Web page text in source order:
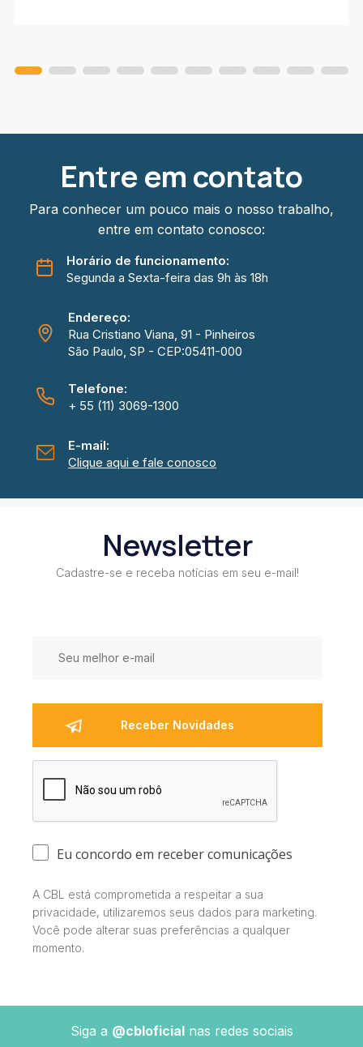
Entre em contato
Para conhecer um pouco mais o nosso trabalho,
entre em contato conosco:
Horário de funcionamento:
Segunda a Sexta-feira das 9h às 18h
Endereço:
Rua Cristiano Viana, 91 - Pinheiros
São Paulo, SP - CEP:05411-000
Telefone:
+ 55 (11) 3069-1300
E-mail:
Clique aqui e fale conosco
Newsletter
Cadastre-se e receba notícias em seu e-mail!
Eu concordo em receber comunicações
A CBL está comprometida a respeitar a sua
privacidade, utilizaremos seus dados para marketing.
Você pode alterar suas preferências a qualquer
momento.
Siga a @cbloficialnas redes sociais